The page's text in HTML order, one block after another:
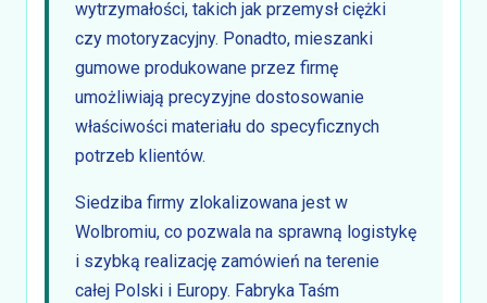
wytrzymałości, takich jak przemysł ciężki
czy motoryzacyjny. Ponadto, mieszanki
gumowe produkowane przez firmę
umożliwiają precyzyjne dostosowanie
właściwości materiału do specyficznych
potrzeb klientów.
Siedziba firmy zlokalizowana jest w
Wolbromiu, co pozwala na sprawną logistykę
i szybką realizację zamówień na terenie
całej Polski i Europy. Fabryka Taśm